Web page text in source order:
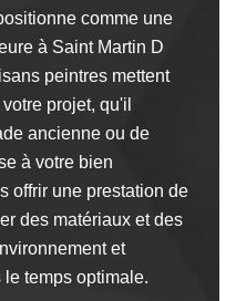
comme une
à Saint Martin D
peintres mettent
projet, qu'il
ancienne ou de
à votre bien
offrir une prestation de
des matériaux et des
et
temps optimale.